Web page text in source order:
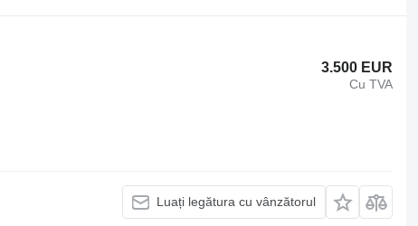
3.500 EUR
Cu TVA
Luați legătura cu vânzătorul